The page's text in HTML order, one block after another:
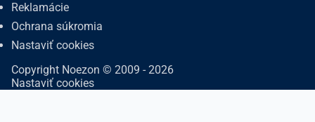
Reklamácie
Ochrana súkromia
Nastaviť cookies
Copyright Noezon © 2009 - 2026
Nastaviť cookies